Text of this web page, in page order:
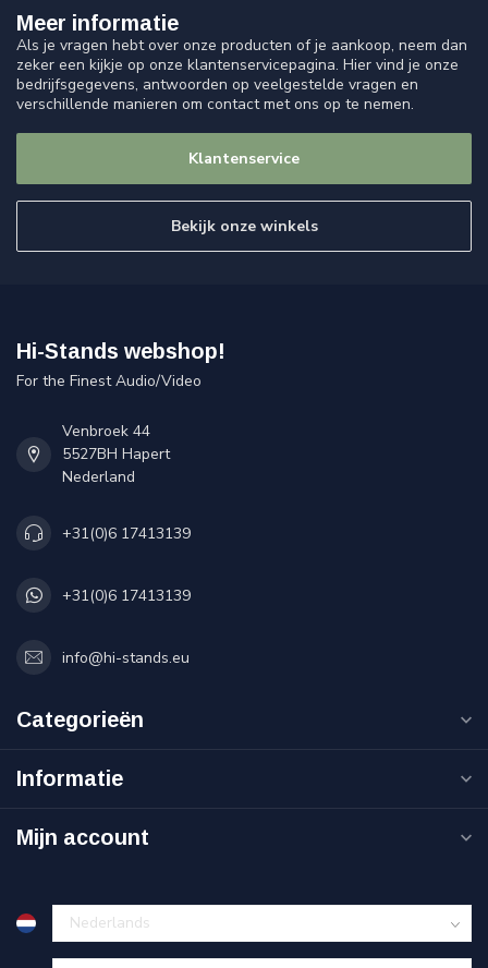
Meer informatie
Als je vragen hebt over onze producten of je aankoop, neem dan
zeker een kijkje op onze klantenservicepagina. Hier vind je onze
bedrijfsgegevens, antwoorden op veelgestelde vragen en
verschillende manieren om contact met ons op te nemen.
Klantenservice
Bekijk onze winkels
Hi-Stands webshop!
For the Finest Audio/Video
Venbroek 44
5527BH Hapert
Nederland
+31(0)6 17413139
+31(0)6 17413139
info@hi-stands.eu
Categorieën
Informatie
Mijn account